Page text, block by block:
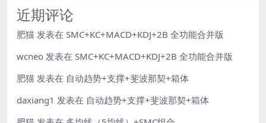
近期评论
肥猫 发表在 SMC+KC+MACD+KDJ+2B 全功能合并版
wcneo 发表在 SMC+KC+MACD+KDJ+2B 全功能合并版
肥猫 发表在 自动趋势+支撑+斐波那契+箱体
daxiang1 发表在 自动趋势+支撑+斐波那契+箱体